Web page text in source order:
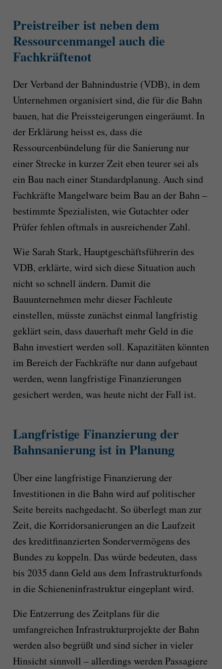
Preistreiber ist neben dem
Ressourcenmangel auch die
Fachkräftenot
Der Verband der Bahnindustrie (VDB), in dem
Unternehmen organisiert sind, die für die Bahn
bauen, hat die Preissteigerungen eingeräumt. In
der Erklärung heisst es, dass die
Ressourcenbündelung für die Sanierung nur
einer Strecke in kurzer Zeit eben teurer sei als
ein Bau nach einer Standardplanung. Auch sind
Fachkräfte Mangelware beim Bau an der Bahn –
bestimmte Spezialisten, wie Gutachter oder
Prüfer fehlen oftmals in ausreichender Zahl.
Wie Sarah Stark, Hauptgeschäftsführerin des
VDB, erklärte, wird sich diese Situation auch
nicht so schnell ändern. Damit die
Bauunternehmen mehr dieser Fachleute
einstellen, müsste zunächst einmal langfristig
geklärt sein, dass dauerhaft mehr Geld in die
Bahn investiert werden soll. Kapazitäten könnten
im Bereich der Fachkräfte nur dann aufgebaut
werden, wenn langfristige Finanzierungen
gesichert werden, was heute nicht der Fall ist.
Langfristige Finanzierung der
Bahnsanierung ist in Planung
Über eine langfristige Finanzierung der
Investitionen in die Bahn wird auf politischer
Seite bereits nachgedacht. So überlegt man zur
Zeit, die Korridorsanierungen an die Laufzeit
des kreditfinanzierten Sondervermögens des
Bundes zu koppeln. Das würde bedeuten, dass
bis 2035 dann Geld aus dem Infrastrukturfonds
in die Schieneninfrastruktur eingeplant wird.
Die Entzerrung des Zeitplans für die
umfangreichen Infrastrukturprojekte der Bahn
werden also begrüßt und sind sicher in vieler
Hinsicht sinnvoll – allerdings werden Passagiere